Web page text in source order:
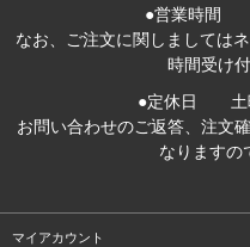
●営業時間
なお、ご注文に関しましては
時間受け
●定休日 土
お問い合わせのご返答、注文
なりますの
マイアカウント